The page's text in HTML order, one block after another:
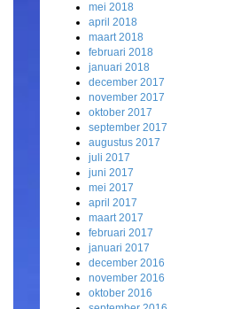
mei 2018
april 2018
maart 2018
februari 2018
januari 2018
december 2017
november 2017
oktober 2017
september 2017
augustus 2017
juli 2017
juni 2017
mei 2017
april 2017
maart 2017
februari 2017
januari 2017
december 2016
november 2016
oktober 2016